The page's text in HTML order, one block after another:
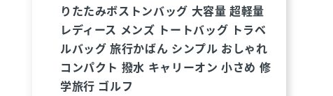
りたたみボストンバッグ 大容量 超軽量
レディース メンズ トートバッグ トラベ
ルバッグ 旅行かばん シンプル おしゃれ
コンパクト 撥水 キャリーオン 小さめ 修
学旅行 ゴルフ